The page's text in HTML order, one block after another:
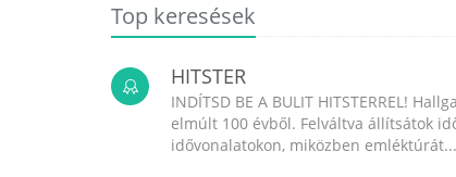
Top keresések
HITSTER
INDÍTSD BE A BULIT HITSTERREL!
elmúlt 100 évből. Felváltva állítsátok
idővonalatokon, miközben emléktúrát...